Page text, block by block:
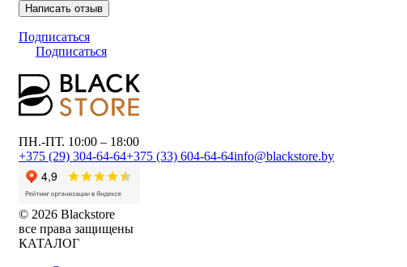
Написать отзыв
Подписаться
Подписаться
ПН.-ПТ. 10:00 – 18:00
+375 (29) 304-64-64+375 (33) 604-64-64info@blackstore.by
© 2026 Blackstore
все права защищены
КАТАЛОГ